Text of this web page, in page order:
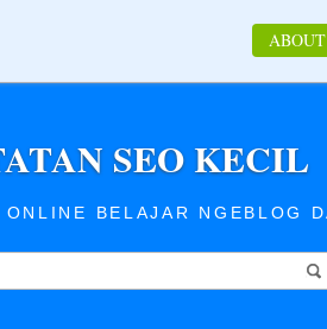
ABOUT
SEO KECIL
ONLINE BELAJAR NGEBLOG